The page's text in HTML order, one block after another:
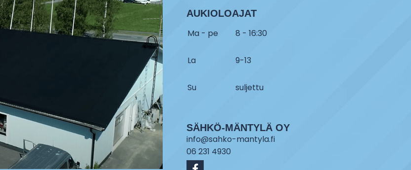
AUKIOLOAJAT
Ma - pe 8 - 16:30
La 9-13
Su suljettu
SÄHKÖ-MÄNTYLÄ OY
info@sahko-mantyla.fi
06 231 4930